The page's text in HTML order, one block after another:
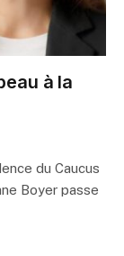
à la
du Caucus
Boyer passe